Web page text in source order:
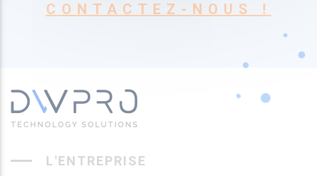
CONTACTEZ-NOUS !
L'ENTREPRISE